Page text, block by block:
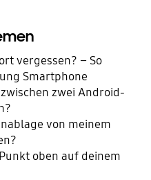
vergessen? – So
Smartphone
zwei Android-
von meinem
oben auf deinem